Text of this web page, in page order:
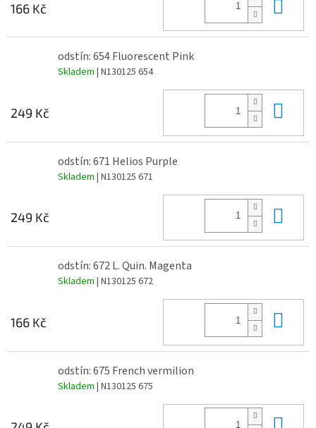
166 Kč
odstín: 654 Fluorescent Pink
Skladem | N130125 654
249 Kč
odstín: 671 Helios Purple
Skladem | N130125 671
249 Kč
odstín: 672 L. Quin. Magenta
Skladem | N130125 672
166 Kč
odstín: 675 French vermilion
Skladem | N130125 675